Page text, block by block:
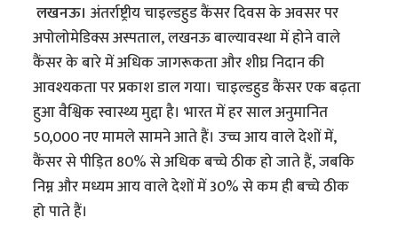
लखनऊ।अंतर्राष्ट्रीय चाइल्डहुड कैंसर दिवस के अवसर पर
अपोलोमेडिक्स अस्पताल, लखनऊ बाल्यावस्था में होने वाले
कैंसर के बारे में अधिक जागरूकता और शीघ्र निदान की
आवश्यकता पर प्रकाश डाल गया। चाइल्डहुड कैंसर एक बढ़ता
हुआ वैश्विक स्वास्थ्य मुद्दा है। भारत में हर साल अनुमानित
50,000 नए मामले सामने आते हैं। उच्च आय वाले देशों में,
कैंसर से पीड़ित 80% से अधिक बच्चे ठीक हो जाते हैं, जबकि
निम्न और मध्यम आय वाले देशों में 30% से कम ही बच्चे ठीक
हो पाते हैं।